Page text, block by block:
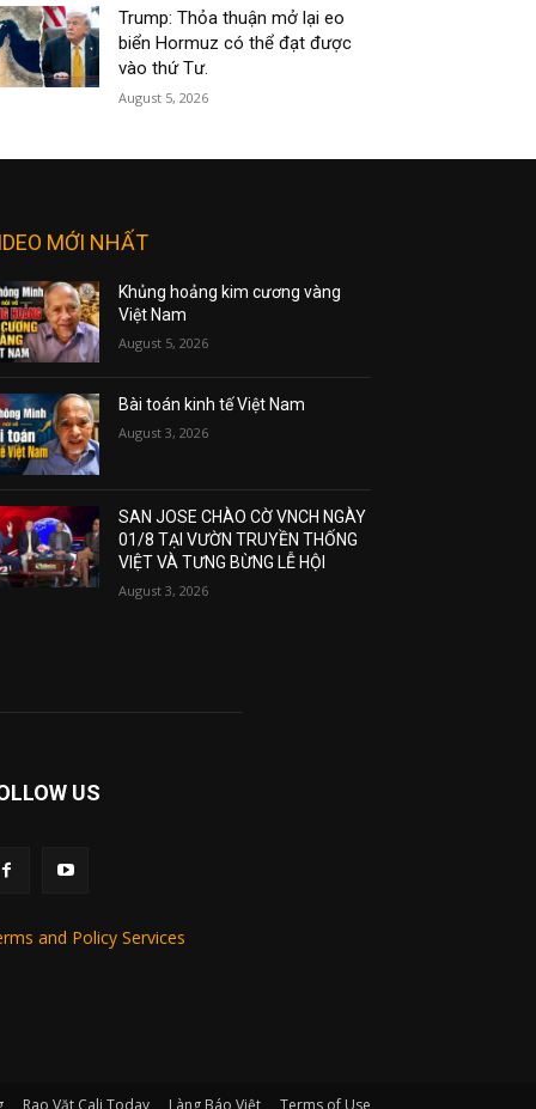
Trump: Thỏa thuận mở lại eo
biển Hormuz có thể đạt được
vào thứ Tư.
August 5, 2026
MỚI NHẤT
Khủng hoảng kim cương vàng
Việt Nam
August 5, 2026
Bài toán kinh tế Việt Nam
August 3, 2026
SAN JOSE CHÀO CỜ VNCH NGÀY
01/8 TẠI VƯỜN TRUYỀN THỐNG
VIỆT VÀ TƯNG BỪNG LỄ HỘI
August 3, 2026
US
and Policy Services
Rao Vặt Cali Today Làng Báo Việt Terms of Use